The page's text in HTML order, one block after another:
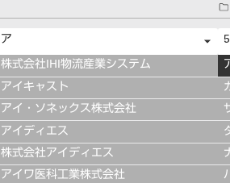
ア
株式会社IHI物流産業システム
アイキャスト
アイ・ソネックス株式会社
アイディエス
株式会社アイディエス
アイワ医科工業株式会社